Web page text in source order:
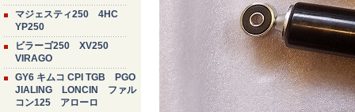
マジェスティ250 4HC
YP250
ビラーゴ250 XV250
VIRAGO
GY6 キムコ CPI TGB PGO
JIALING LONCIN ファル
コン125 アローロ